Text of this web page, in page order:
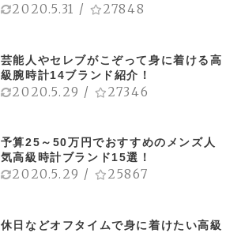
2020.5.31 / 27848
芸能人やセレブがこぞって身に着ける高
級腕時計14ブランド紹介！
2020.5.29 / 27346
予算25～50万円でおすすめのメンズ人
気高級時計ブランド15選！
2020.5.29 / 25867
休日などオフタイムで身に着けたい高級